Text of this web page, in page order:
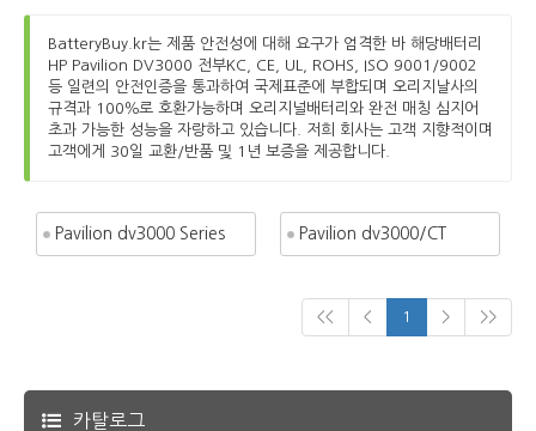
BatteryBuy.kr는 제품 안전성에 대해 요구가 엄격한 바 해당배터리
HP Pavilion DV3000 전부KC, CE, UL, ROHS, ISO 9001/9002
등 일련의 안전인증을 통과하여 국제표준에 부합되며 오리지날사의
규격과 100％로 호환가능하며 오리지널배터리와 완전 매칭 심지어
초과 가능한 성능을 자랑하고 있습니다. 저희 회사는 고객 지향적이며
고객에게 30일 교환/반품 및 1년 보증을 제공합니다.
Pavilion dv3000 Series Pavilion dv3000/CT
<< < 1 > >>
카탈로그